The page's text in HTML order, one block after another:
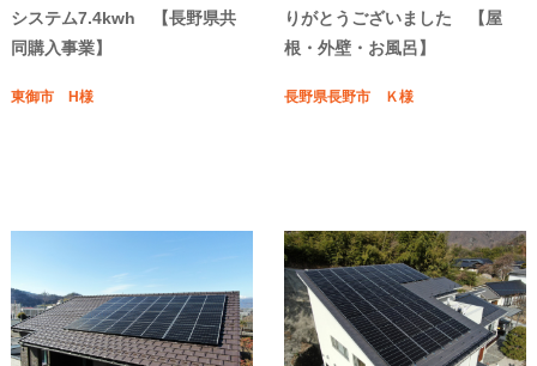
システム7.4kwh 【長野県共
同購入事業】
東御市 H様
りがとうございました 【屋
根・外壁・お風呂】
長野県長野市 Ｋ様